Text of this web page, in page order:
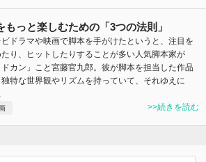
っと楽しむための「3つの法則」
ビドラマや映画で脚本を手がけたというと、注目を
り、ヒットしたりすることが多い人気脚本家が
ドカン」こと宮藤官九郎。彼が脚本を担当した作品
特な世界観やリズムを持っていて、それゆえに
>>続きを読む